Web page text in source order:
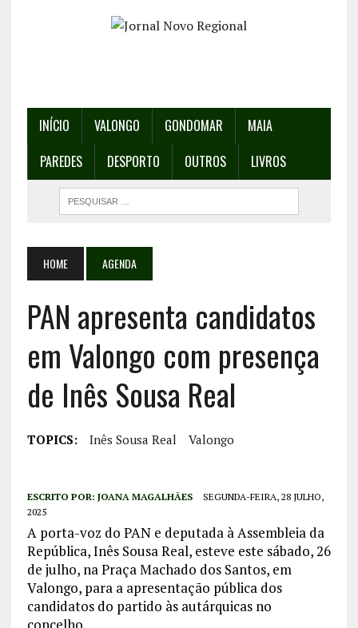
INÍCIO VALONGO GONDOMAR
MAIA
PAREDES
DESPORTO OUTROS LIVROS
HOME AGENDA
PAN apresenta candidatos
em Valongo com presença
de Inês Sousa Real
TOPICS: Inês Sousa Real Valongo
ESCRITO POR: JOANA MAGALHÃES
SEGUNDA-FEIRA, 28 JULHO,
2025
A porta-voz do PAN e deputada à Assembleia da
República, Inês Sousa Real, esteve este sábado, 26
de julho, na Praça Machado dos Santos, em
Valongo, para a apresentação pública dos
candidatos do partido às autárquicas no